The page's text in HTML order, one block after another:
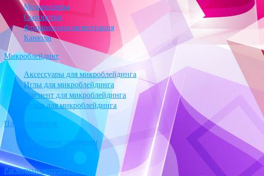
Мезороллеры
Сыворотки
Фракционная мезотерапия
Канюли
Микроблейдинг
Аксессуары для микроблейдинга
Иглы для микроблейдинга
Пигмент для микроблейдинга
Ручки для микроблейдинга
Плазмолифтинг
Вакуумные пробирки
Расходные материалы